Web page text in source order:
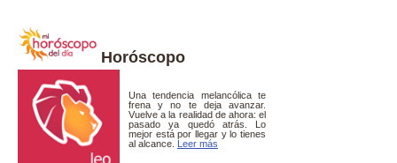
Horóscopo